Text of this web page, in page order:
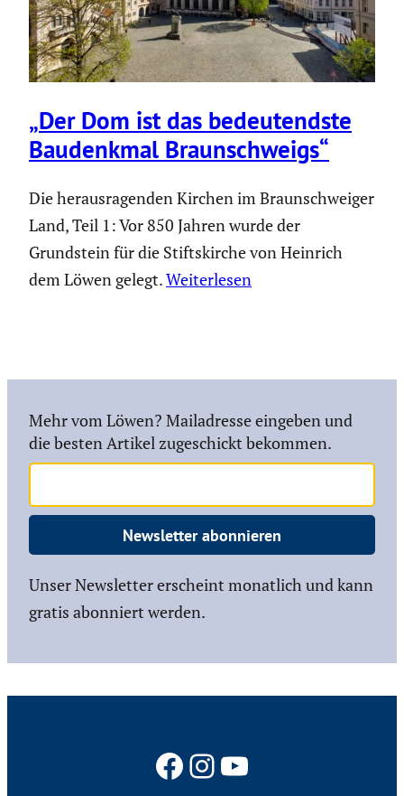
„Der Dom ist das bedeu­tendste
Baudenkmal Braun­schweigs“
Die herausragenden Kirchen im Braunschweiger
Land, Teil 1: Vor 850 Jahren wurde der
Grundstein für die Stiftskirche von Heinrich
dem Löwen gelegt.Weiterlesen
Mehr vom Löwen? Mailadresse eingeben und
die besten Artikel zugeschickt bekommen.
Newsletter abonnieren
Unser Newsletter erscheint monatlich und kann
gratis abonniert werden.
Facebook
Instagram
YouTube